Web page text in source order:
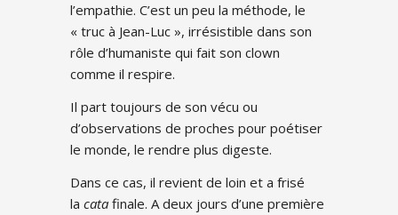
l’empathie. C’est un peu la méthode, le
« truc à Jean-Luc », irrésistible dans son
rôle d’humaniste qui fait son clown
comme il respire.
Il part toujours de son vécu ou
d’observations de proches pour poétiser
le monde, le rendre plus digeste.
Dans ce cas, il revient de loin et a frisé
la cata finale. A deux jours d’une première